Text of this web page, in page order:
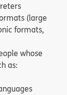
(large
formats,
whose
as: